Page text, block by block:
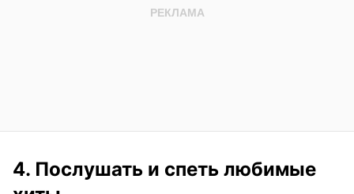
4. Послушать и спеть любимые